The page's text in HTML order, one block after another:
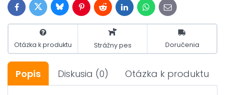
FacebookTwitterBlueskyPinterestRedditLinkedInWhatsApp
E-
mail
Otázka k produktu Strážny pes Doručenia
Popis Diskusia (0) Otázka k produktu